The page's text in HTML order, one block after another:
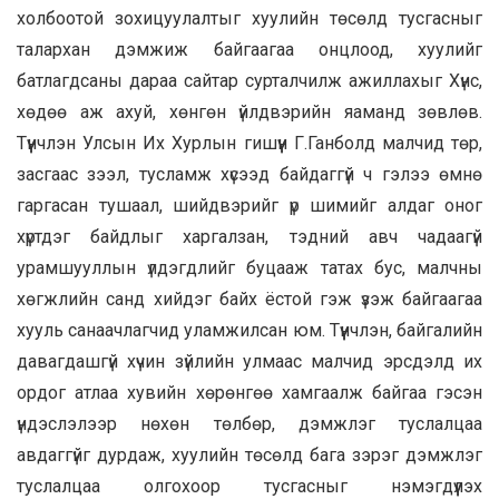
холбоотой зохицуулалтыг хуулийн төсөлд тусгасныг
талархан дэмжиж байгаагаа онцлоод, хуулийг
батлагдсаны дараа сайтар сурталчилж ажиллахыг Хүнс,
хөдөө аж ахуй, хөнгөн үйлдвэрийн яаманд зөвлөв.
Түүнчлэн Улсын Их Хурлын гишүүн Г.Ганболд малчид төр,
засгаас зээл, тусламж хүсээд байдаггүй ч гэлээ өмнө
гаргасан тушаал, шийдвэрийг үр шимийг алдаг оног
хүртдэг байдлыг харгалзан, тэдний авч чадаагүй
урамшууллын үлдэгдлийг буцааж татах бус, малчны
хөгжлийн санд хийдэг байх ёстой гэж үзэж байгаагаа
хууль санаачлагчид уламжилсан юм. Түүнчлэн, байгалийн
давагдашгүй хүчин зүйлийн улмаас малчид эрсдэлд их
ордог атлаа хувийн хөрөнгөө хамгаалж байгаа гэсэн
үндэслэлээр нөхөн төлбөр, дэмжлэг туслалцаа
авдаггүйг дурдаж, хуулийн төсөлд бага зэрэг дэмжлэг
туслалцаа олгохоор тусгасныг нэмэгдүүлэх